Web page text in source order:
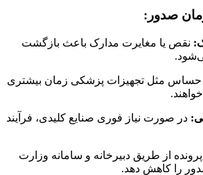
صدور:
نقص یا مغایرت مدارک باعث بازگشت
حساس مثل تجهیزات پزشکی زمان بیشتری
در صورت نیاز فوری صنایع کلیدی، فرآیند
از طریق دبیرخانه و سامانه وزارت
را کاهش دهد.